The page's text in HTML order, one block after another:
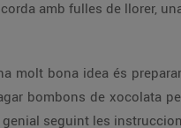
amb fulles de llorer,
molt bona idea és
bombons de xocolata
seguint les